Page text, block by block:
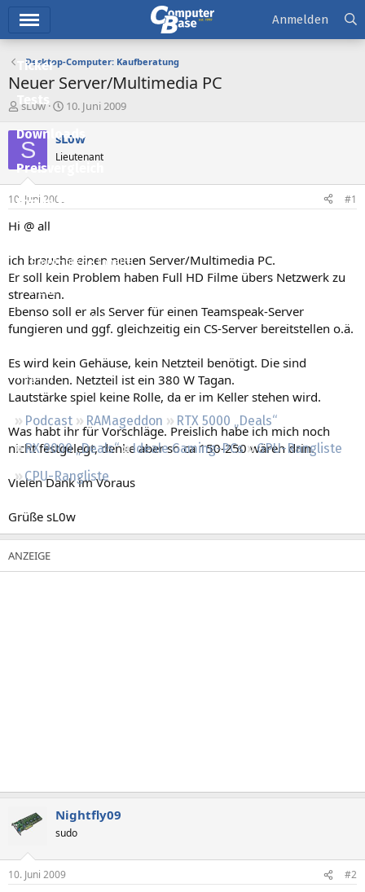
Ticker
Tests
Downloads
Preisvergleich
Forum
Aktuelles
Empfohlene Inhalte
Neue Beiträge
Neueste Aktivitäten
Regeln
Podcast RAMageddon
RTX 5000 „Deals“
RX 9000 „Deals“
Ideale Gaming-PCs
GPU-Rangliste
CPU-Rangliste
Anmelden
Desktop-Computer: Kaufberatung
Neuer Server/Multimedia PC
E
s
t
e
e
sL0w
E
s
e
t
10. Juni 2009
S sL0w
Lieutenant
10. Juni 2009 #1
Hi @ all
ich brauche einen neuen Server/Multimedia PC.
Er soll kein Problem haben Full HD Filme übers Netzwerk zu
streamen.
Ebenso soll er als Server für einen Teamspeak-Server
fungieren und ggf. gleichzeitig ein CS-Server bereitstellen o.ä.
Es wird kein Gehäuse, kein Netzteil benötigt. Die sind
vorhanden. Netzteil ist ein 380 W Tagan.
Lautstärke spiel keine Rolle, da er im Keller stehen wird.
Was habt ihr für Vorschläge. Preislich habe ich mich noch
nicht festgelegt, denke aber so ca 150-250 wären drin.
Vielen Dank im Voraus
Grüße sL0w
Nightfly09
sudo
10. Juni 2009 #2